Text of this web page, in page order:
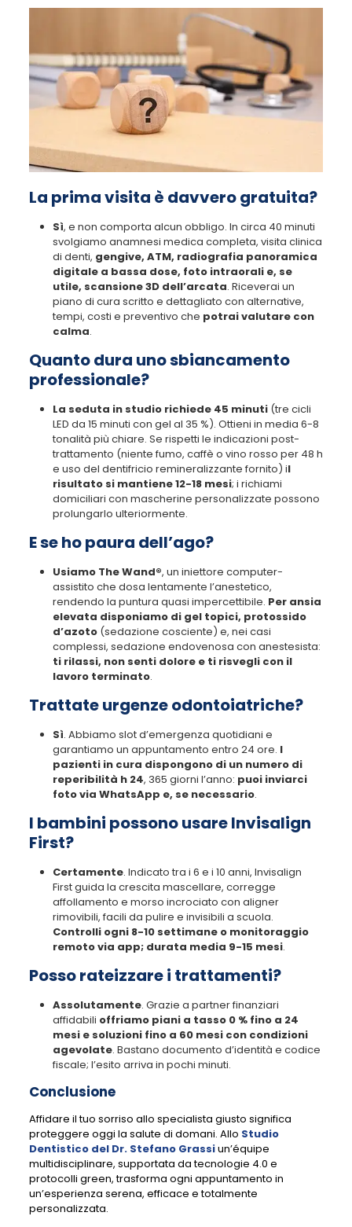
La prima visita è davvero gratuita?
Sì, e non comporta alcun obbligo. In circa 40 minuti
svolgiamo anamnesi medica completa, visita clinica
di denti, gengive, ATM, radiografia panoramica
digitale a bassa dose, foto intraorali e, se
utile, scansione 3D dell’arcata. Riceverai un
piano di cura scritto e dettagliato con alternative,
tempi, costi e preventivo che potrai valutare con
calma.
Quanto dura uno sbiancamento
professionale?
La seduta in studio richiede 45 minuti(tre cicli
LED da 15 minuti con gel al 35 %). Ottieni in media 6-8
tonalità più chiare. Se rispetti le indicazioni post-
trattamento (niente fumo, caffè o vino rosso per 48 h
e uso del dentifricio remineralizzante fornito) il
risultato si mantiene 12-18 mesi; i richiami
domiciliari con mascherine personalizzate possono
prolungarlo ulteriormente.
E se ho paura dell’ago?
Usiamo The Wand®, un iniettore computer-
assistito che dosa lentamente l’anestetico,
rendendo la puntura quasi impercettibile. Per ansia
elevata disponiamo di gel topici, protossido
d’azoto(sedazione cosciente) e, nei casi
complessi, sedazione endovenosa con anestesista:
ti rilassi, non senti dolore e ti risvegli con il
lavoro terminato.
Trattate urgenze odontoiatriche?
Sì. Abbiamo slot d’emergenza quotidiani e
garantiamo un appuntamento entro 24 ore. I
pazienti in cura dispongono di un numero di
reperibilità h 24, 365 giorni l’anno: puoi inviarci
foto via WhatsApp e, se necessario.
I bambini possono usare Invisalign
First?
Certamente. Indicato tra i 6 e i 10 anni, Invisalign
First guida la crescita mascellare, corregge
affollamento e morso incrociato con aligner
rimovibili, facili da pulire e invisibili a scuola.
Controlli ogni 8-10 settimane o monitoraggio
remoto via app; durata media 9-15 mesi.
Posso rateizzare i trattamenti?
Assolutamente. Grazie a partner finanziari
affidabili offriamo piani a tasso 0 % fino a 24
mesi e soluzioni fino a 60 mesi con condizioni
agevolate. Bastano documento d’identità e codice
fiscale; l’esito arriva in pochi minuti.
Conclusione
Affidare il tuo sorriso allo specialista giusto significa
proteggere oggi la salute di domani. Allo Studio
Dentistico del Dr. Stefano Grassiun’équipe
multidisciplinare, supportata da tecnologie 4.0 e
protocolli green, trasforma ogni appuntamento in
un’esperienza serena, efficace e totalmente
personalizzata.